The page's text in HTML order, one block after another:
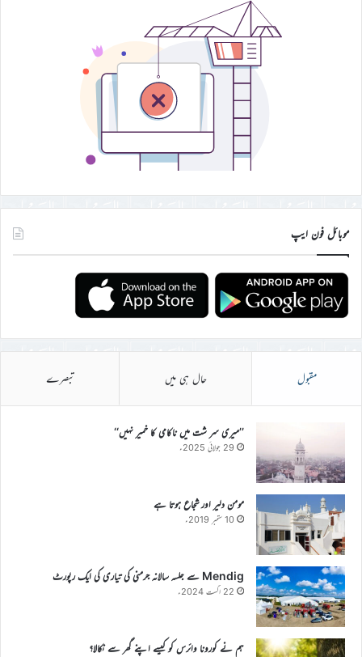
موبائل فون ایپ
مقبول حال ہی میں تبصرے
’’میری سر شت میں ناکامی کا خمیر نہیں‘‘
29 جولائی 2025ء
مومن دلیر اور شجاع ہوتا ہے
10 ستمبر 2019ء
Mendig سے جلسہ سالانہ جرمنی کی تیاری کی ایک رپورٹ
22 اگست 2024ء
ہم نے کورونا وائرس کو کیسے اپنے گھر سے نکالا؟